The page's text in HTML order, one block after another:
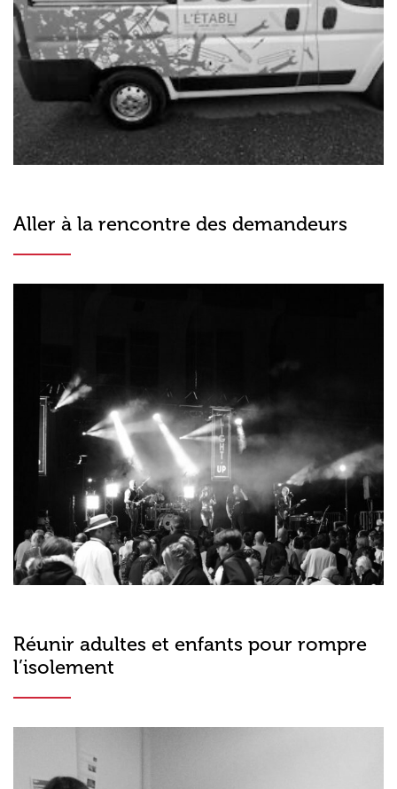
Aller à la rencontre des demandeurs
Réunir adultes et enfants pour rompre
l’isolement